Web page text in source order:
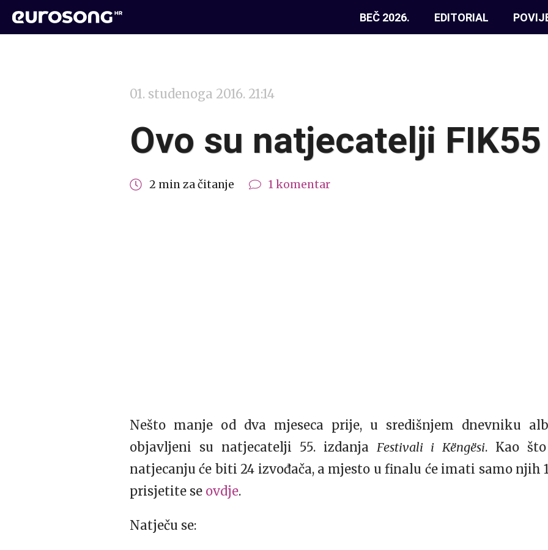
BEČ 2026. EDITORIAL
01. studenoga 2016. 21:14
Ovo su natjecatelji FIK55
2 min za čitanje 1 komentar
Nešto manje od dva mjeseca prije, u središnjem dnevniku
objavljeni su natjecatelji 55. izdanjaFestivali i Këngësi. Kao
natjecanju će biti 24 izvođača, a mjesto u finalu će imati samo njih
prisjetite se ovdje.
Natječu se: